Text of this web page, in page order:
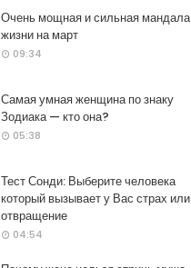
Очень мощная и сильная мандала
жизни на март
09:34
Самая умная женщина по знаку
Зодиака — кто она?
05:38
Тест Сонди: Выберите человека
который вызывает у Вас страх или
отвращение
04:54